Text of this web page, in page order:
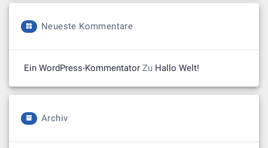
Neueste Kommentare
Ein WordPress-Kommentator Zu Hallo Welt!
Archiv